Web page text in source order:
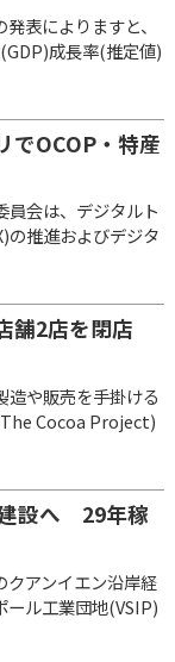
表によりますと、
成長率(推定値)
でOCOP・特産
会は、デジタルト
の推進およびデジタ
舗2店を閉店
や販売を手掛ける
Cocoa Project)
設へ 29年稼
アンイエン沿岸経
ール工業団地(VSIP)